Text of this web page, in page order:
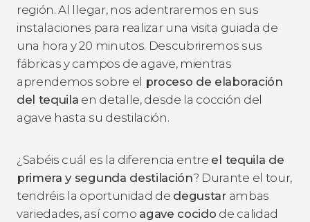
región. Al llegar, nos adentraremos en sus
instalaciones para realizar una visita guiada de
una hora y 20 minutos. Descubriremos sus
fábricas y campos de agave, mientras
aprendemos sobre el proceso de elaboración
del tequila en detalle, desde la cocción del
agave hasta su destilación.
¿Sabéis cuál es la diferencia entre el tequila de
primera y segunda destilación? Durante el tour,
tendréis la oportunidad de degustarambas
variedades, así como agave cocido de calidad